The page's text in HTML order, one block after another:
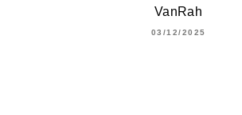
VanRah
03/12/2025